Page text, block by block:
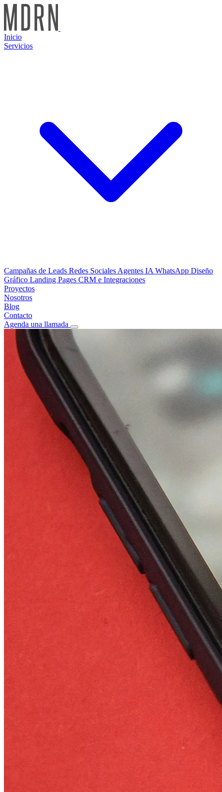
Inicio
Servicios
Campañas de Leads Redes Sociales Agentes IA WhatsApp Diseño
Gráfico Landing Pages CRM e Integraciones
Proyectos
Nosotros
Blog
Contacto
Agenda una llamada